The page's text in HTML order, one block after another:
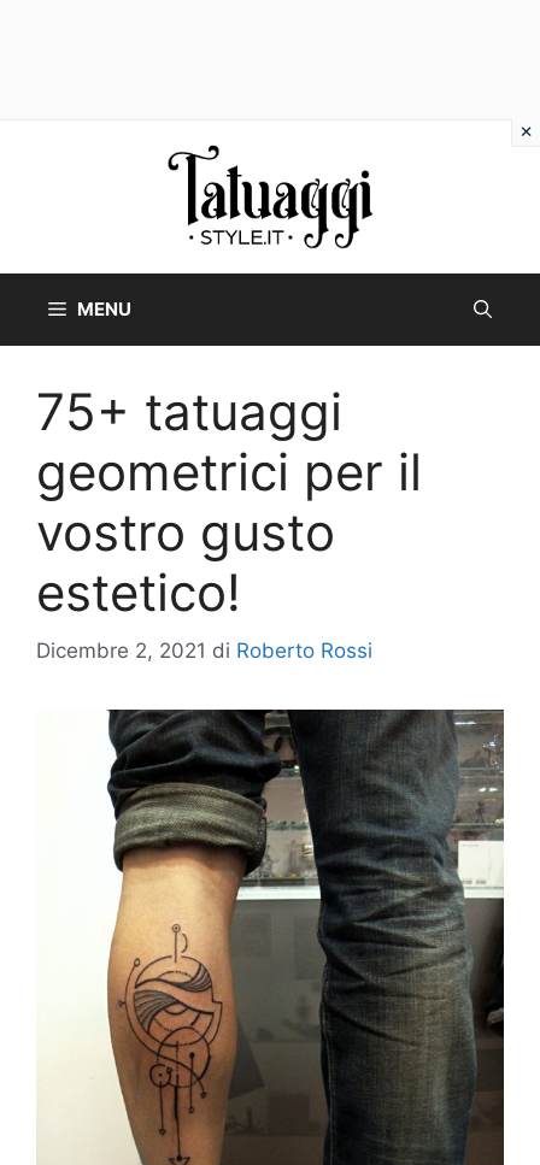
MENU
75+ tatuaggi
geometrici per il
vostro gusto
estetico!
Dicembre 2, 2021 di Roberto Rossi